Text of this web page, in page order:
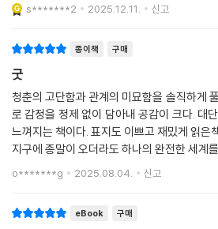
의 진보를 동시에 그려내기 위해, 작가의 상
관통하며 나아간다. 특히 사회적 소수에 해당
려난 청소년들의 현실은 전삼혜 작가가 오랫
혜가 구축한 세계에서 룸메이트를 사랑하는
않는 청소년, 보호의 바깥으로 내몰린 청소년
만의 독자적인 궤도를 선명하게 그리며 존재
안간힘을 쓰는 SF적 히어로의 자리에 바로 그
”외롭다고 느끼는 청소년 퀴어들이
혜
s*******2 2025.12.11. 신고
종이책 구매
굿
청춘의 고단함과 관계의 미묘함을 솔직하게
로 감정을 정제 없이 담아내 공감이 크다. 대
느껴지는 책이다. 표지도 이쁘고 재밌게 읽은
지구에 종말이 오더라도 하나의 완전한 세계
o*******g 2025.08.04. 신고
eBook 구매